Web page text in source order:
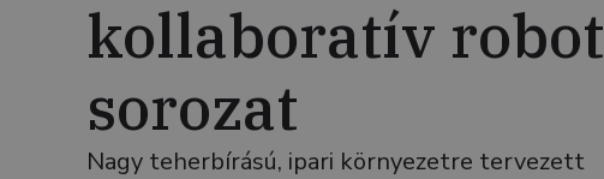
kollaboratív robot
sorozat
Nagy teherbírású, ipari környezetre tervezett